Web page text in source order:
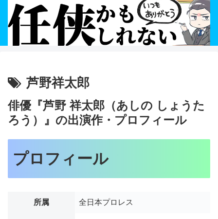
芦野祥太郎
俳優『芦野 祥太郎（あしの しょうた
ろう）』の出演作・プロフィール
プロフィール
所属 全日本プロレス